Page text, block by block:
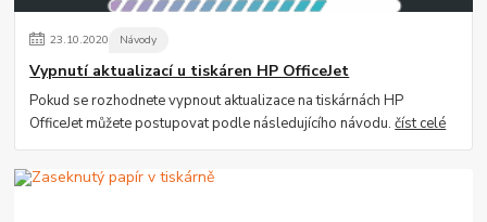
23.10.2020 Návody
Vypnutí aktualizací u tiskáren HP OfficeJet
Pokud se rozhodnete vypnout aktualizace na tiskárnách HP
OfficeJet můžete postupovat podle následujícího návodu.číst celé